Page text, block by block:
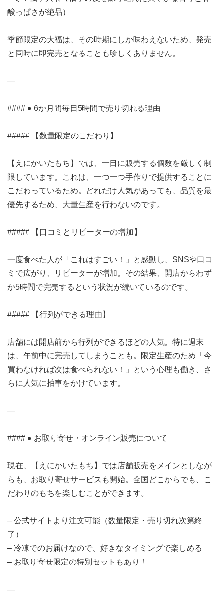
酸っぱさが絶品）
季節限定の大福は、その時期にしか味わえないため、発売
と同時に即完売となることも珍しくありません。
—
#### ● 6か月間毎日5時間で売り切れる理由
##### 【数量限定のこだわり】
【えにかいたもち】では、一日に販売する個数を厳しく制
限しています。これは、一つ一つ手作りで提供することに
こだわっているため。どれだけ人気があっても、品質を最
優先するため、大量生産を行わないのです。
##### 【口コミとリピーターの増加】
一度食べた人が「これはすごい！」と感動し、SNSや口コ
ミで広がり、リピーターが増加。その結果、開店からわず
か5時間で完売するという状況が続いているのです。
##### 【行列ができる理由】
店舗には開店前から行列ができるほどの人気。特に週末
は、午前中に完売してしまうことも。限定生産のため「今
買わなければ次は食べられない！」という心理も働き、さ
らに人気に拍車をかけています。
—
#### ● お取り寄せ・オンライン販売について
現在、【えにかいたもち】では店舗販売をメインとしなが
らも、お取り寄せサービスも開始。全国どこからでも、こ
だわりのもちを楽しむことができます。
– 公式サイトより注文可能（数量限定・売り切れ次第終
了）
– 冷凍でのお届けなので、好きなタイミングで楽しめる
– お取り寄せ限定の特別セットもあり！